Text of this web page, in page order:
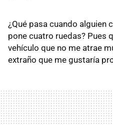
¿Qué pasa cuando alguien
pone cuatro ruedas? Pues
vehículo que no me atrae
extraño que me gustaría